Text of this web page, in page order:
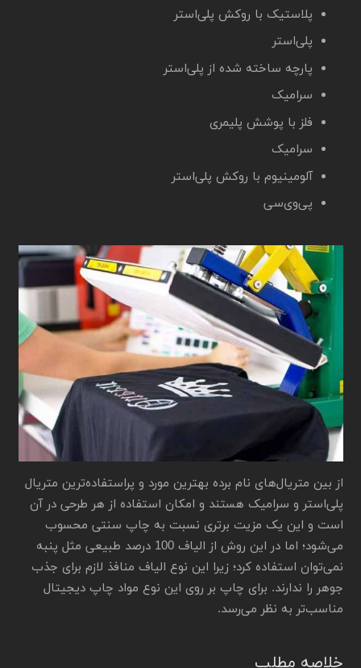
پلاستیک با روکش پلی‌استر
پلی‌استر
پارچه ساخته شده از پلی‌استر
سرامیک
فلز با پوشش پلیمری
سرامیک
آلومینیوم با روکش پلی‌استر
پی‌وی‌سی
از بین متریال‌های نام برده بهترین مورد و پراستفاده‌ترین متریال
پلی‌استر و سرامیک هستند و امکان استفاده از هر طرحی در آن
است و این یک مزیت برتری نسبت به چاپ سنتی محسوب
می‌شود؛ اما در این روش از الیاف 100 درصد طبیعی مثل پنبه
نمی‌توان استفاده کرد؛ زیرا این نوع الیاف منافذ لازم برای جذب
جوهر را ندارند. برای چاپ بر روی این نوع مواد چاپ دیجیتال
مناسب‌تر به نظر می‌رسد.
خلاصه مطلب